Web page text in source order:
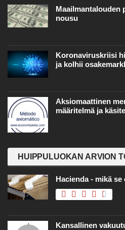
Maailmantalouden
nousu
Koronaviruskriisi
ja kolhii
Aksiomaattinen
määritelmä ja käsite
HUIPPULUOKAN ARVION
Hacienda - mikä
Kansallinen